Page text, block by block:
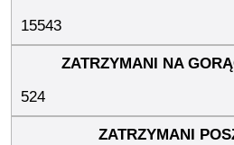
15543
524